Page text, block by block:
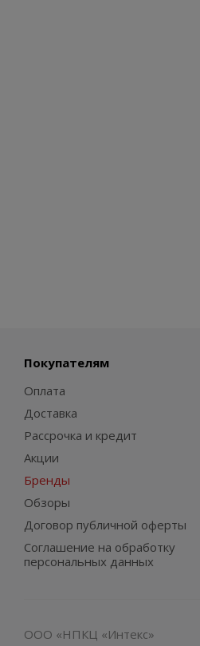
Покупателям
Оплата
Доставка
Рассрочка и кредит
Акции
Бренды
Обзоры
Договор публичной оферты
Соглашение на обработку
персональных данных
ООО «НПКЦ «Интекс»